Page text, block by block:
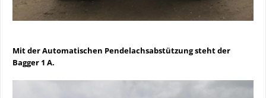
Mit der Automatischen Pendelachsabstützung steht der
Bagger 1 A.